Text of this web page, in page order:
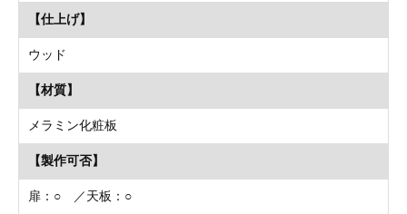
【仕上げ】
ウッド
【材質】
メラミン化粧板
【製作可否】
扉：○ ／天板：○